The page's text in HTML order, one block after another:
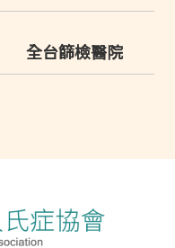
全台篩檢醫院